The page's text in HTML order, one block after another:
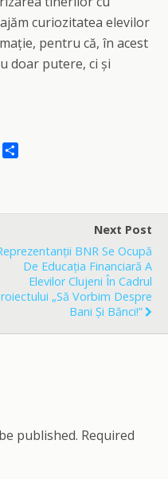
curiozitatea elevilor
pentru că, în acest
doar putere, ci şi
e
Next Post
BNR Se Ocupă
De Educația Financiară A
Elevilor Clujeni În Cadrul
„Să Vorbim Despre
Bani Și Bănci!”
published. Required